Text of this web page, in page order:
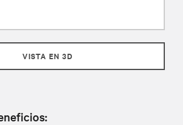
VISTA EN 3D